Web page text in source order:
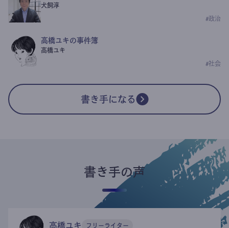
犬飼淳
#政治
高橋ユキの事件簿
高橋ユキ
#社会
書き手になる
書き手の声
高橋ユキ フリーライター